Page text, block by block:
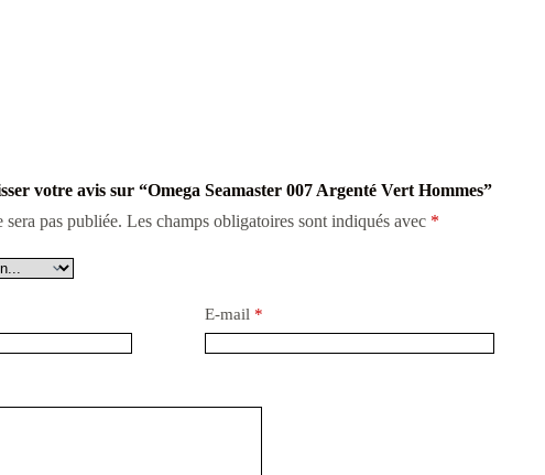
votre avis sur “Omega Seamaster 007 Argenté Vert Hommes”
sera pas publiée. Les champs obligatoires sont indiqués avec *
E-mail *